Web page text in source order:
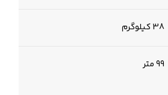
38 کیلوگرم
99 متر